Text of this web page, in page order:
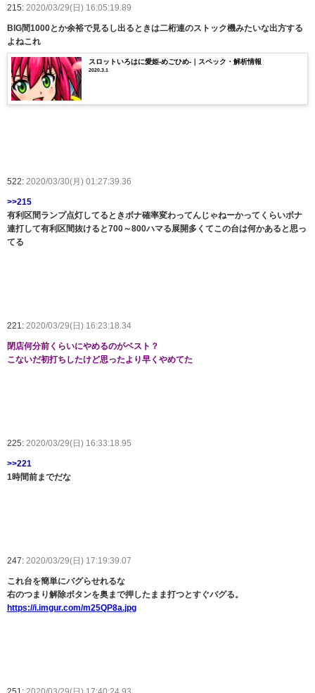
215: 2020/03/29(日) 16:05:19.89
BIG間1000とか余裕で見るし出るときは二桁連のストック機みたいな出方する
よねこれ
スロットいろはに愛姫-めごひめ-｜スペック・解析情報
2020.3.1
522: 2020/03/30(月) 01:27:39.36
>>215
有利区間ランプ点灯してるときボナ確率変わってんじゃねーかってくらいボナ
連打して有利区間抜けると700～800ハマる展開多くてこの台は何かあると思っ
てる
221: 2020/03/29(日) 16:23:18.34
閉店何分前くらいにやめるのがベスト？
こないだ初打ちしたけど思ったより早くやめてた
225: 2020/03/29(日) 16:33:18.95
>>221
1時間前までだな
247: 2020/03/29(日) 17:19:39.07
これ台を簡単にバグらせれるな
右のつまり解除ボタンを奥まで押したまま打つとすぐバグる。
https://i.imgur.com/m25QP8a.jpg